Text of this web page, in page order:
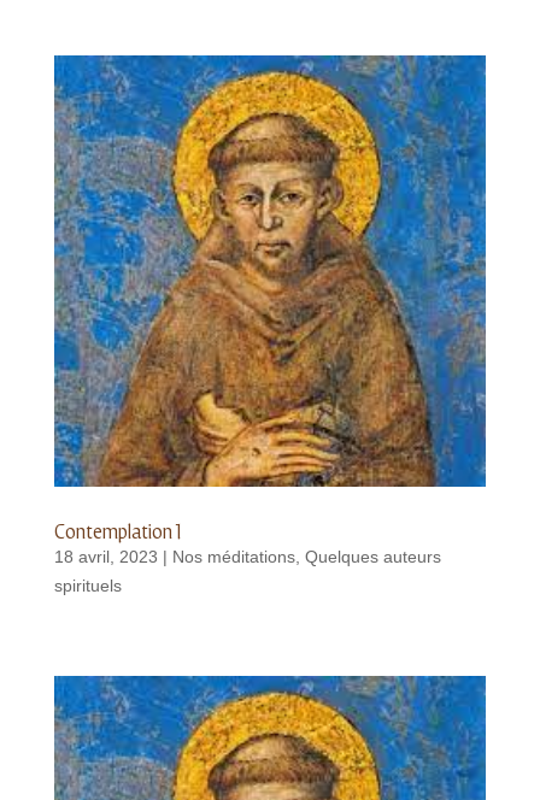
Contemplation 1
18 avril, 2023 | Nos méditations, Quelques auteurs
spirituels